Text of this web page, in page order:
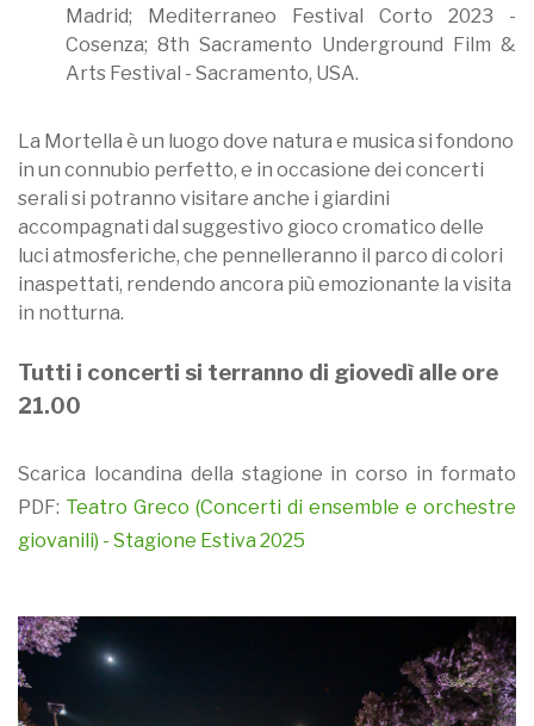
Madrid; Mediterraneo Festival Corto 2023 -
Cosenza; 8th Sacramento Underground Film &
Arts Festival - Sacramento, USA.
La Mortella è un luogo dove natura e musica si fondono
in un connubio perfetto, e in occasione dei concerti
serali si potranno visitare anche i giardini
accompagnati dal suggestivo gioco cromatico delle
luci atmosferiche, che pennelleranno il parco di colori
inaspettati, rendendo ancora più emozionante la visita
in notturna.
Tutti i concerti si terranno di giovedì alle ore
21.00
Scarica locandina della stagione in corso in formato
PDF: Teatro Greco (Concerti di ensemble e orchestre
giovanili) - Stagione Estiva 2025